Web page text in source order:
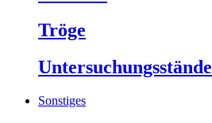
Tröge
Untersuchungsstände
Sonstiges